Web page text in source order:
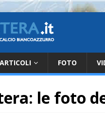
ARTICOLI FOTO
le foto